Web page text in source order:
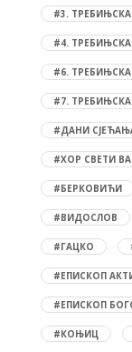
#3.
#4.
#6.
#7.
#ДАНИ
#ХОР СВЕТИ
#БЕРКОВИЋИ
#ВИДОСЛОВ
#ГАЦКО
#ЕПИСКОП
#ЕПИСКОП
#КОЊИЦ